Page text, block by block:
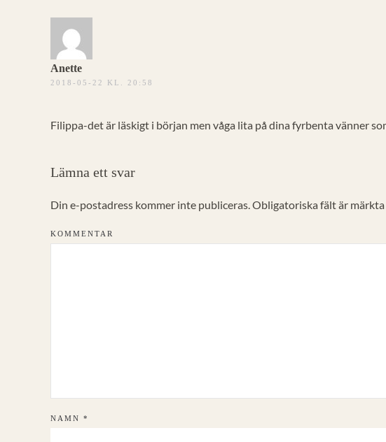
Anette
2018-05-22 KL. 20:58
Filippa-det är läskigt i början men våga lita på dina fyrbenta vänner
Lämna ett svar
Din e-postadress kommer inte publiceras. Obligatoriska fält är märkta
KOMMENTAR
NAMN *